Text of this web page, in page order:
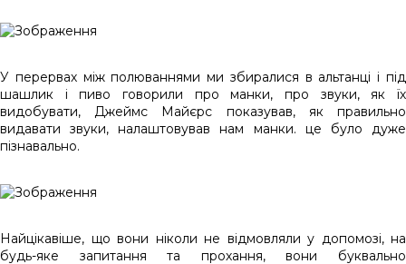
У перервах між полюваннями ми збиралися в альтанці і під
шашлик і пиво говорили про манки, про звуки, як їх
видобувати, Джеймс Майєрс показував, як правильно
видавати звуки, налаштовував нам манки. це було дуже
пізнавально.
Найцікавіше, що вони ніколи не відмовляли у допомозі, на
будь-яке запитання та прохання, вони буквально